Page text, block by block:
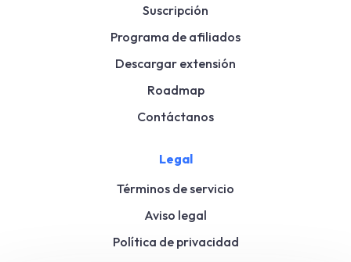
Suscripción
Programa de afiliados
Descargar extensión
Roadmap
Contáctanos
Legal
Términos de servicio
Aviso legal
Política de privacidad